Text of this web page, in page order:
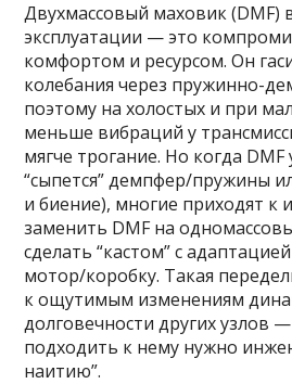
Двухмассовый маховик (DMF)
эксплуатации — это
комфортом и ресурсом. Он
колебания через пружинно-
поэтому на холостых и при
меньше вибраций у
мягче трогание. Но когда
“сыпется” демпфер/пружины
и биение), многие приходят к
заменить DMF на
сделать “кастом” с
мотор/коробку. Такая
к ощутимым изменениям
долговечности других узлов
подходить к нему нужно
наитию”.